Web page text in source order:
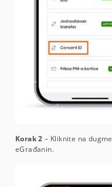
Korak 2 – Kliknite na dugme
eGrađanin.